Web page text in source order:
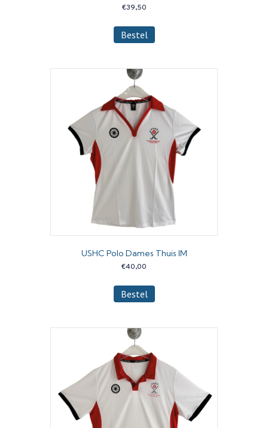
€39,50
Bestel
heeft
variaties.
kan
gekozen
worden
op
productpagina
USHC Polo Dames Thuis IM
€40,00
Bestel
heeft
variaties.
optie
kan
gekozen
worden
op
productpagina